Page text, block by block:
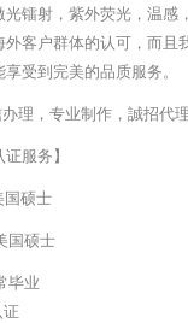
镭射，紫外荧光，温感
外客户群体的认可，而且
受到完美的品质服务。
理，专业制作，誠招代理
服务】
国硕士
国硕士
毕业
证